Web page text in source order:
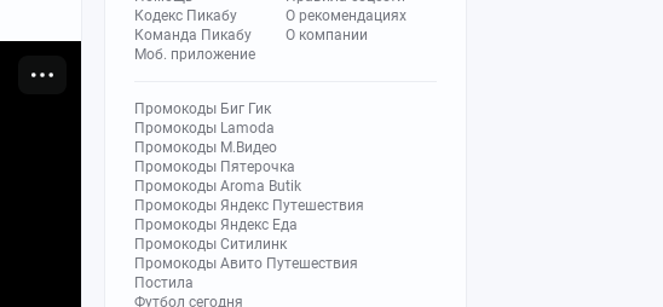
Кодекс Пикабу
Команда Пикабу
Моб. приложение
О рекомендациях
О компании
Промокоды Биг Гик
Промокоды Lamoda
Промокоды М.Видео
Промокоды Пятерочка
Промокоды Aroma Butik
Промокоды Яндекс Путешествия
Промокоды Яндекс Еда
Промокоды Ситилинк
Промокоды Авито Путешествия
Постила
Футбол сегодня